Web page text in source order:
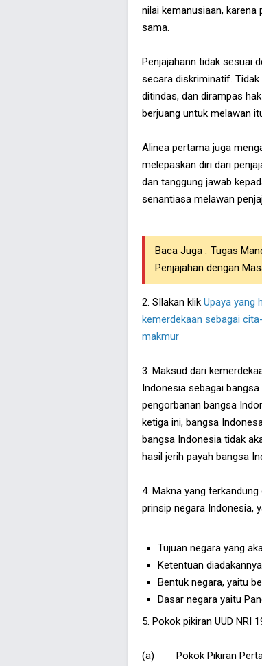
nilai kemanusiaan,
sama.
Penjajahann tidak sesuai
secara diskriminatif.
ditindas, dan dirampas
berjuang untuk melawan
Alinea pertama juga
melepaskan diri dari
dan tanggung jawab
senantiasa melawan
Baca Juga : Tugas
Penjajahan dengan
2. SIlakan klik Upaya yang
kemerdekaan sebagai
makmur
3. Maksud dari
Indonesia sebagai
pengorbanan bangsa
ketiga ini, bangsa
bangsa Indonesia tidak
hasil jerih payah bangsa
4. Makna yang
prinsip negara Indonesia,
Tujuan negara yang
Ketentuan
Bentuk negara, yaitu
Dasar negara yaitu
5. Pokok pikiran UUD NRI
(a) Pokok Pikiran